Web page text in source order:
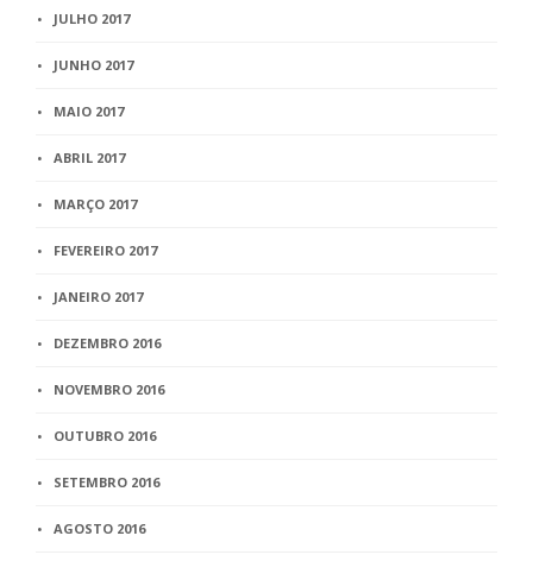
JULHO 2017
JUNHO 2017
MAIO 2017
ABRIL 2017
MARÇO 2017
FEVEREIRO 2017
JANEIRO 2017
DEZEMBRO 2016
NOVEMBRO 2016
OUTUBRO 2016
SETEMBRO 2016
AGOSTO 2016